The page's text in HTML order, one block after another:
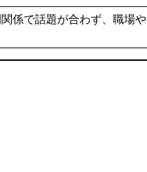
係で話題が合わず、職場